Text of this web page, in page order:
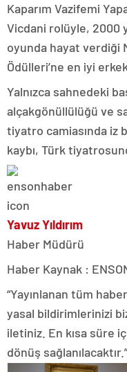
Kaparım Vazifemi
Vicdani rolüyle, 2000
oyunda hayat verdiği
Ödülleri’ne en iyi
Yalnızca sahnedeki
alçakgönüllülüğü ve
tiyatro camiasında iz
kaybı, Türk
Yavuz Yıldırım
Haber Müdürü
Haber Kaynak :
“Yayınlanan tüm
yasal bildirimlerinizi
iletiniz. En kısa süre
dönüş sağlanılacaktır.”